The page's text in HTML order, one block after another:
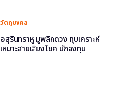
วัตถุมงคล
อสุรินทราหู มูพลิกดวง ทุบเคราะห์
เหมาะสายเสี่ยงโชค นักลงทุน